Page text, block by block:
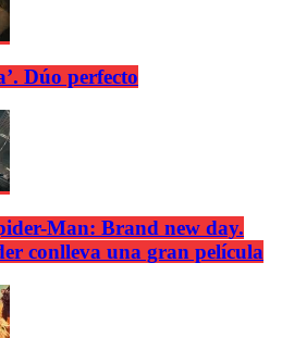
Dúo perfecto
Man: Brand new day.
conlleva una gran película